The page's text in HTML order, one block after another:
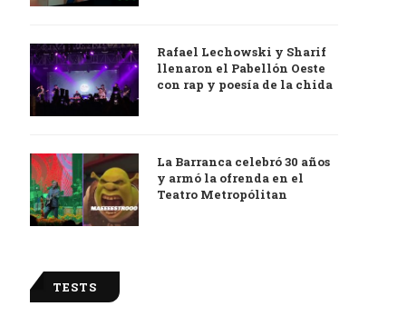
Rafael Lechowski y Sharif
llenaron el Pabellón Oeste
con rap y poesía de la chida
La Barranca celebró 30 años
y armó la ofrenda en el
Teatro Metropólitan
TESTS